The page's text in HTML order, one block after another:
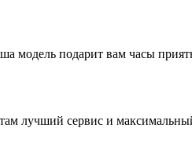
модель подарит вам часы
лучший сервис и